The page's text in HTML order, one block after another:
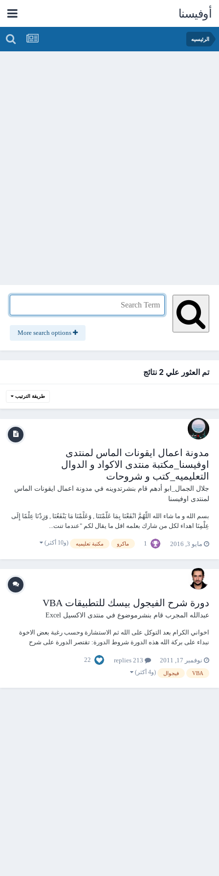
أوفيسنا
الرئيسيه
تم العثور علي 2 نتائج
طريقة الترتيب
مدونة اعمال ايقونات الماس لمنتدى
اوفيسنا_مكتبة منتدى الاكواد و الدوال
التعليميه_كتب و شروحات
جلال الجمال_ابو أدهم قام بنشرتدوينه في مدونة اعمال ايقونات الماس
لمنتدى اوفيسنا
بسم الله و ما شاء الله اللَّهُمَّ انْفَعْنَا بِمَا عَلَّمْتَنَا , وَعَلِّمْنَا مَا يَنْفَعُنَا , وَزِدْنَا عِلْمًا إِلَى
عِلْمِنَا اهداء لكل من شارك بعلمه اقل ما يقال لكم "عندما تنت...
مايو 3, 2016 1 ماكرو مكتبة تعليميه (و10 أكثر)
دورة شرح الفيجول بيسك للتطبيقات VBA
عبدالله المجرب قام بنشرموضوع في منتدى الاكسيل Excel
اخواني الكرام بعد التوكل على الله ثم الاستشارة وحسب رغبة بعض الاخوة
نبداء على بركة الله هذه الدورة شروط الدورة: تقتصر الدورة على شرح
يقتصر السؤال والاستفسار حول الاكواد فقط. عدم إضافة عبارة الشكر (نشكر
الجميع على تقدير...
نوفمبر 17, 2011 22
VBA فيجوال (و4 أكثر)